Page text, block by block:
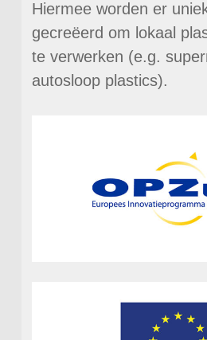
Hiermee worden er
gecreëerd om lokaal
te verwerken (e.g.
autosloop plastics).